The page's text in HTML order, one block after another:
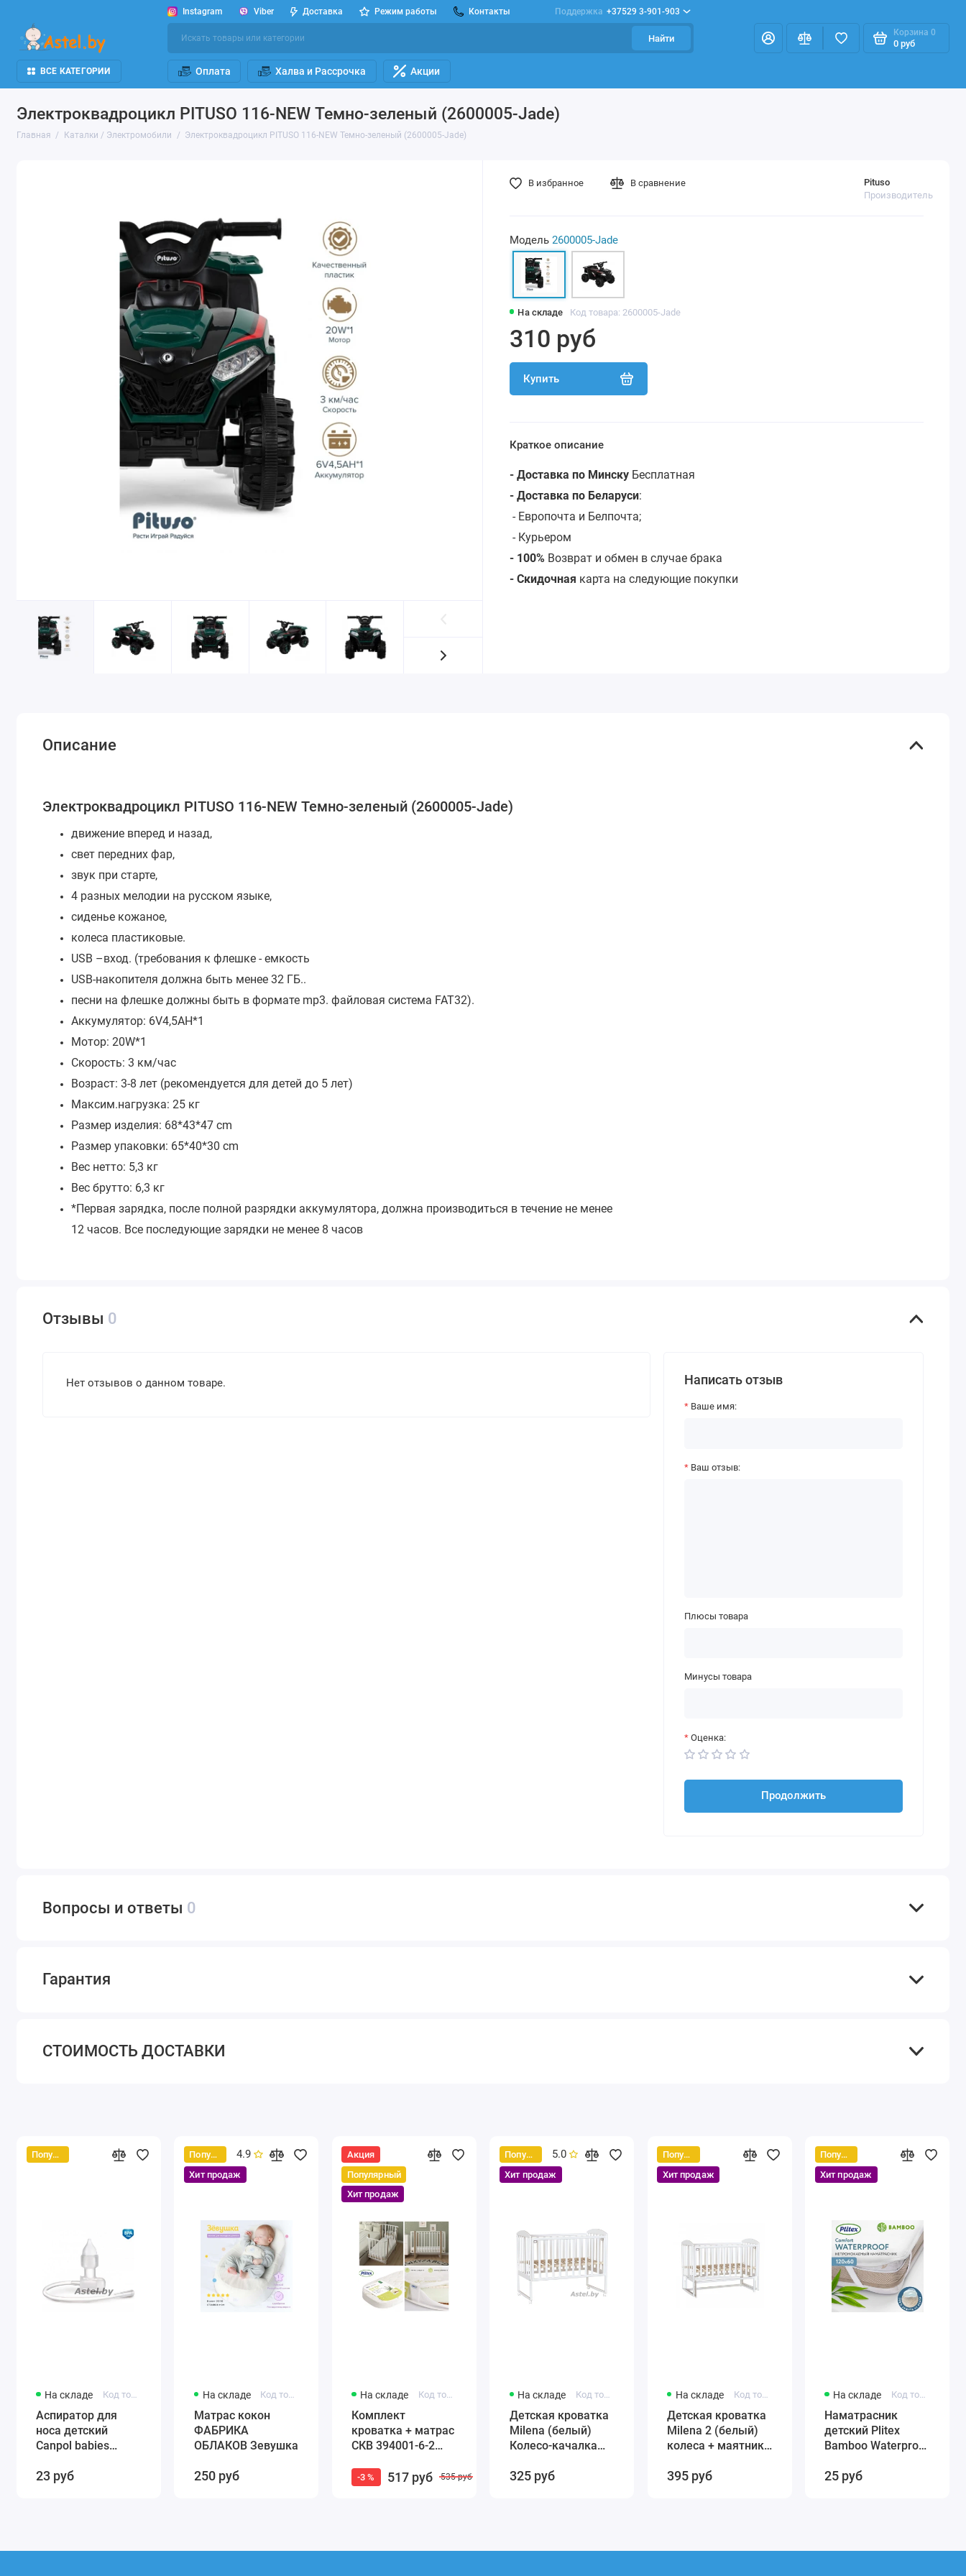
Instagram Viber Доставка Режим работы Контакты Поддержка +37529 3-901-903
Найти
Корзина 0
0 руб
ВСЕ КАТЕГОРИИ Оплата Халва и Рассрочка Акции
Электроквадроцикл PITUSO 116-NEW Темно-зеленый (2600005-Jade)
Главная Каталки / Электромобили Электроквадроцикл PITUSO 116-NEW Темно-зеленый (2600005-Jade)
На складе Код товара: 2600005-Jade
Pituso
Производитель
310 руб
Купить
В избранное В сравнение
Модель 2600005-Jade
Краткое описание
- Доставка по МинскуБесплатная
- Доставка по Беларуси:
- Европочта и Белпочта;
- Курьером
- 100% Возврат и обмен в случае брака
- Скидочная карта на следующие покупки
Описание
Электроквадроцикл PITUSO 116-NEW Темно-зеленый (2600005-Jade)
движение вперед и назад,
свет передних фар,
звук при старте,
4 разных мелодии на русском языке,
сиденье кожаное,
колеса пластиковые.
USB –вход. (требования к флешке - емкость
USB-накопителя должна быть менее 32 ГБ..
песни на флешке должны быть в формате mp3. файловая система FAT32).
Аккумулятор: 6V4,5AH*1
Мотор: 20W*1
Скорость: 3 км/час
Возраст: 3-8 лет (рекомендуется для детей до 5 лет)
Максим.нагрузка: 25 кг
Размер изделия: 68*43*47 cm
Размер упаковки: 65*40*30 cm
Вес нетто: 5,3 кг
Вес брутто: 6,3 кг
*Первая зарядка, после полной разрядки аккумулятора, должна производиться в течение не менее
12 часов. Все последующие зарядки не менее 8 часов
Отзывы 0
Нет отзывов о данном товаре. Написать отзыв
Ваше имя:
Ваш отзыв:
Плюсы товара
Минусы товара
Оценка:
Продолжить
Вопросы и ответы 0
Гарантия
СТОИМОСТЬ ДОСТАВКИ
Популярный
На складе Код товара: 56/007
Аспиратор для
носа детский
Canpol babies
56/007
23 руб
Популярный
Хит продаж
4.9
На складе Код товара: 0001
Матрас кокон
ФАБРИКА
ОБЛАКОВ Зевушка
250 руб
Акция
Популярный
Хит продаж
На складе Код товара: 4650259584965
Комплект
кроватка + матрас
СКВ 394001-6-2
бук (закругленные
края)
-3 % 517 руб 535 руб
Популярный
Хит продаж
5.0
На складе Код товара: F002-01
Детская кроватка
Milena (белый)
Колесо-качалка
быстросъемная
325 руб
Популярный
Хит продаж
На складе Код товара: 431384246-12321
Детская кроватка
Milena 2 (белый)
колеса + маятник
быстросъемная
395 руб
Популярный
Хит продаж
На складе Код товара: 4811599005859
Наматрасник
детский Plitex
Bamboo Waterproof
арт. НН-02.1
25 руб